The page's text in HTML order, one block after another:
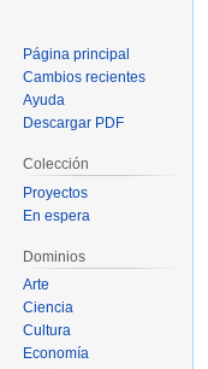
Página principal
Cambios recientes
Ayuda
Descargar PDF
Colección
Proyectos
En espera
Dominios
Arte
Ciencia
Cultura
Economía